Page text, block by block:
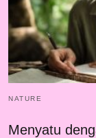
NATURE
Menyatu